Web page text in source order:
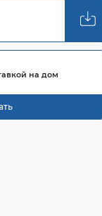
на дом